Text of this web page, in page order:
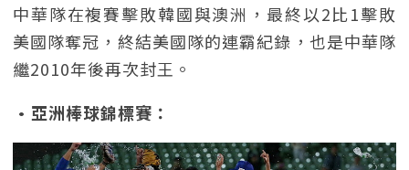
中華隊在複賽擊敗韓國與澳洲，最終以2比1擊敗
美國隊奪冠，終結美國隊的連霸紀錄，也是中華隊
繼2010年後再次封王。
•亞洲棒球錦標賽：